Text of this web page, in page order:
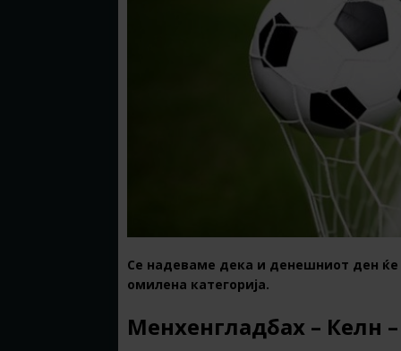
Се надеваме дека и денешниот ден
омилена категорија.
Менхенгладбах – Келн –